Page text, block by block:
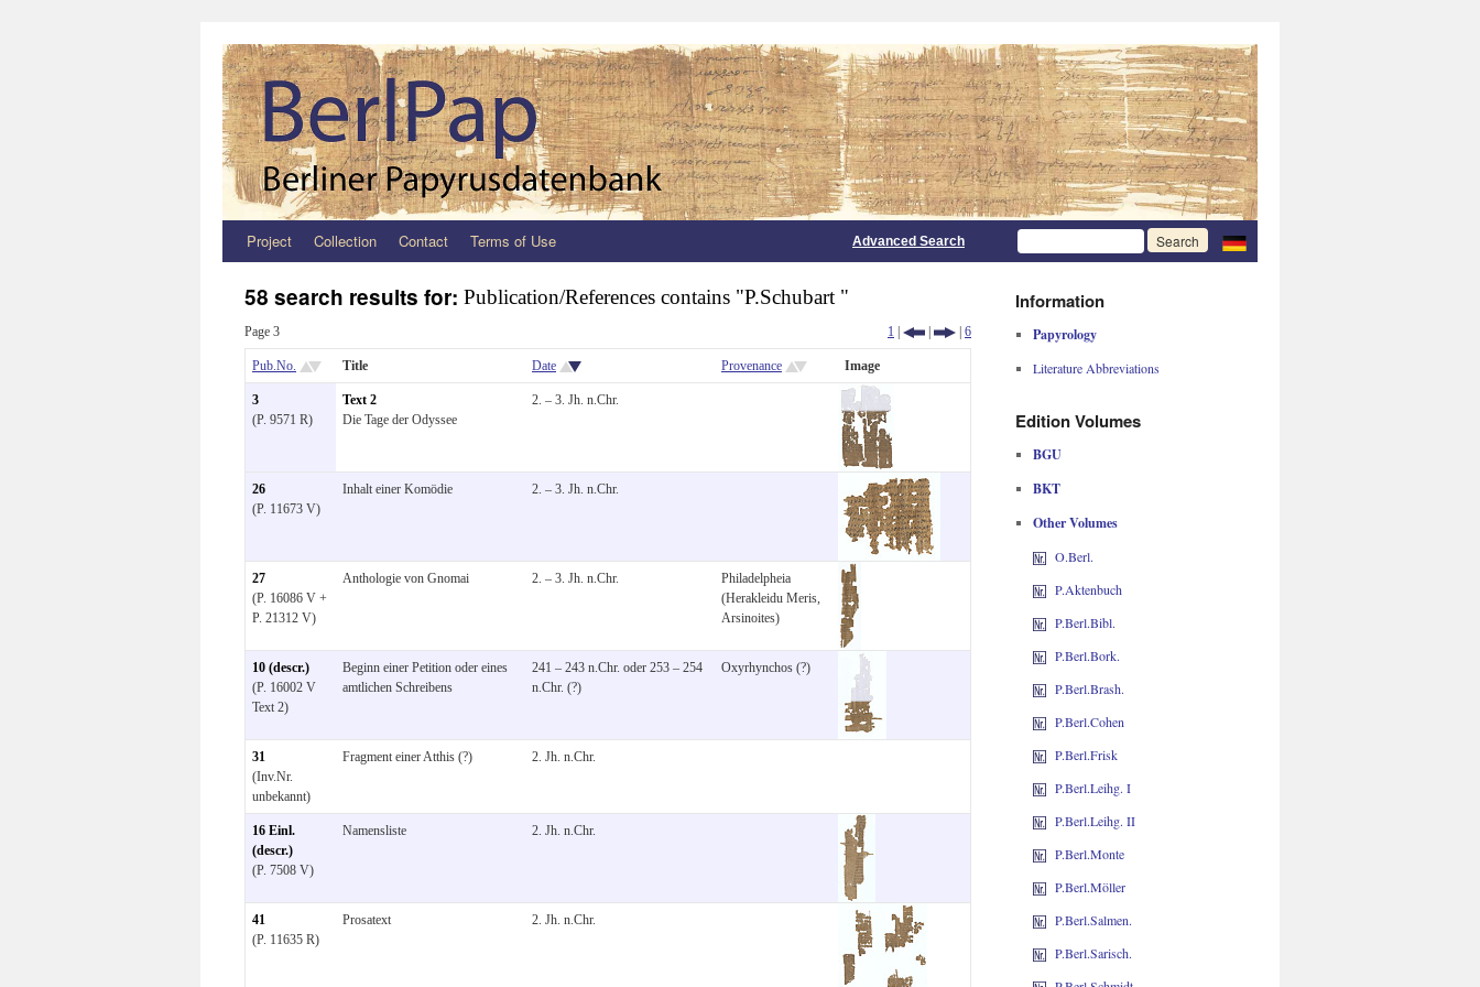
Zum
springen
Project Collection Contact Terms of Use Advanced Search
58 search results for: Publication/References contains "P.Schubart "
Page 3 1 | | | 6
Pub.No. Title Date Provenance Image
3
(P. 9571 R)
Text 2
Die Tage der Odyssee
2. – 3. Jh. n.Chr.
26
(P. 11673 V)
Inhalt einer Komödie 2. – 3. Jh. n.Chr.
27
(P. 16086 V +
P. 21312 V)
Anthologie von Gnomai 2. – 3. Jh. n.Chr.
Philadelpheia
(Herakleidu Meris,
Arsinoites)
10 (descr.)
(P. 16002 V
Text 2)
Beginn einer Petition oder eines
amtlichen Schreibens
241 – 243 n.Chr. oder 253 – 254
n.Chr. (?)
Oxyrhynchos (?)
31
(Inv.Nr.
unbekannt)
Fragment einer Atthis (?) 2. Jh. n.Chr.
16 Einl.
(descr.)
(P. 7508 V)
Namensliste 2. Jh. n.Chr.
41
(P. 11635 R)
Prosatext 2. Jh. n.Chr.
Information
Papyrology
Literature Abbreviations
Edition Volumes
BGU
BKT
Other Volumes
O.Berl.
P.Aktenbuch
P.Berl.Bibl.
P.Berl.Bork.
P.Berl.Brash.
P.Berl.Cohen
P.Berl.Frisk
P.Berl.Leihg. I
P.Berl.Leihg. II
P.Berl.Monte
P.Berl.Möller
P.Berl.Salmen.
P.Berl.Sarisch.